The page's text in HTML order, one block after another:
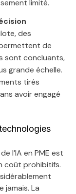
limité.
des
de
sont concluants,
grande échelle.
tirés
avoir engagé
l’IA en PME est
coût prohibitifs.
jamais. La